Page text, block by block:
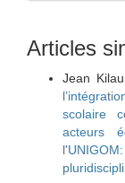
Articles
Jean
scolaire
acteurs